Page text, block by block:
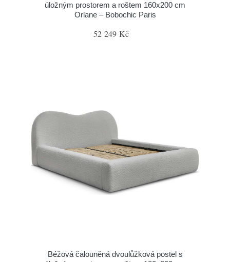
úložným prostorem a roštem 160x200 cm
Orlane – Bobochic Paris
52 249 Kč
Béžová čalouněná dvoulůžková postel s